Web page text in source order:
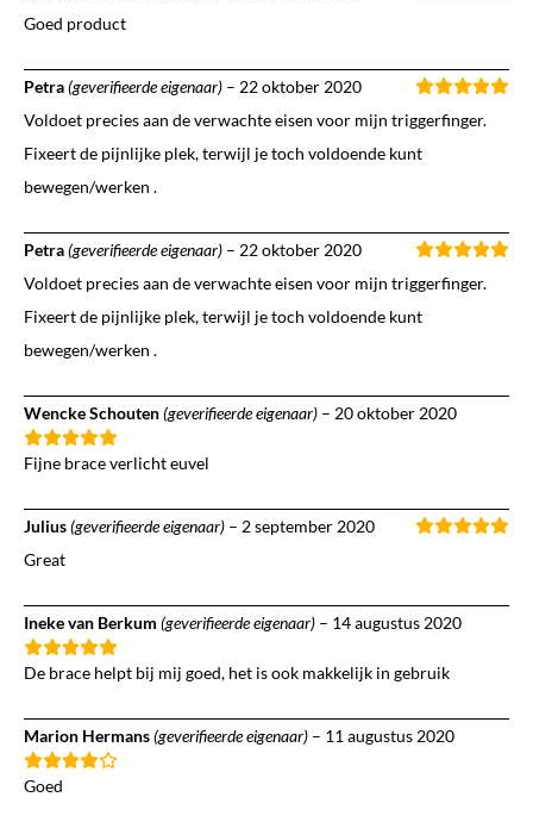
Goed product
Petra(geverifieerde eigenaar) – 22 oktober 2020
Voldoet precies aan de verwachte eisen voor mijn triggerfinger.
Fixeert de pijnlijke plek, terwijl je toch voldoende kunt
bewegen/werken .
Petra(geverifieerde eigenaar) – 22 oktober 2020
Voldoet precies aan de verwachte eisen voor mijn triggerfinger.
Fixeert de pijnlijke plek, terwijl je toch voldoende kunt
bewegen/werken .
Wencke Schouten(geverifieerde eigenaar) – 20 oktober 2020
Fijne brace verlicht euvel
Julius(geverifieerde eigenaar) – 2 september 2020
Great
Ineke van Berkum (geverifieerde eigenaar) – 14 augustus 2020
De brace helpt bij mij goed, het is ook makkelijk in gebruik
Marion Hermans(geverifieerde eigenaar) – 11 augustus 2020
Goed